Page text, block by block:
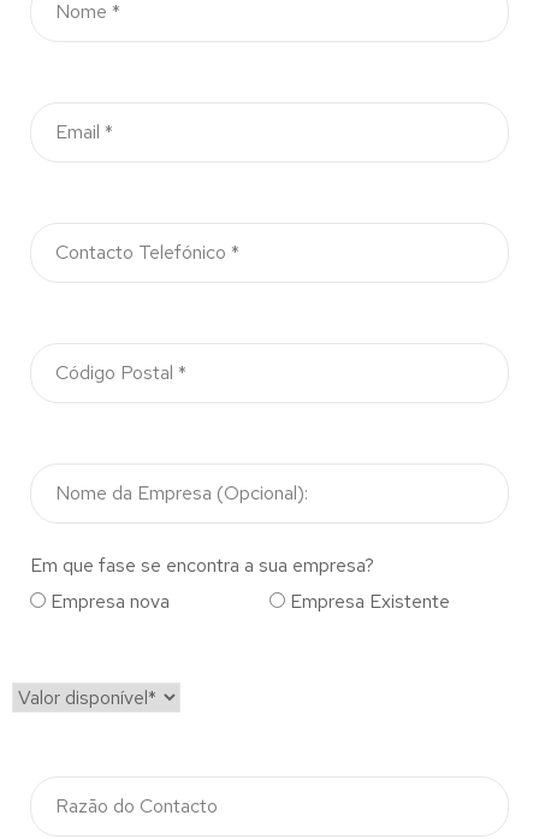
Em que fase se encontra a sua empresa?
Empresa nova
Empresa Existente